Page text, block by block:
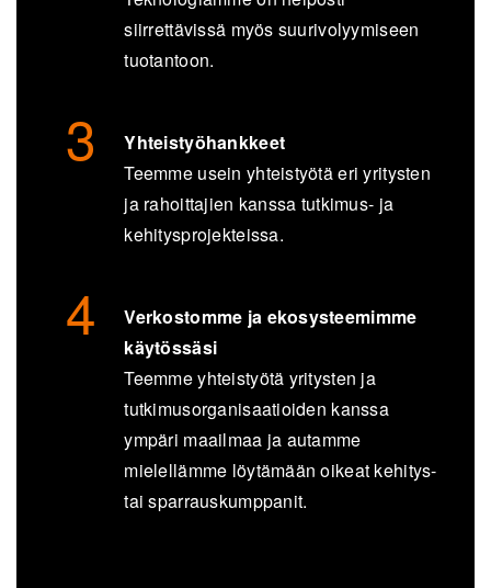
siirrettävissä myös suurivolyymiseen
tuotantoon.
Yhteistyöhankkeet
Teemme usein yhteistyötä eri yritysten
ja rahoittajien kanssa tutkimus- ja
kehitysprojekteissa.
Verkostomme ja ekosysteemimme
käytössäsi
Teemme yhteistyötä yritysten ja
tutkimusorganisaatioiden kanssa
ympäri maailmaa ja autamme
mielellämme löytämään oikeat kehitys-
tai sparrauskumppanit.